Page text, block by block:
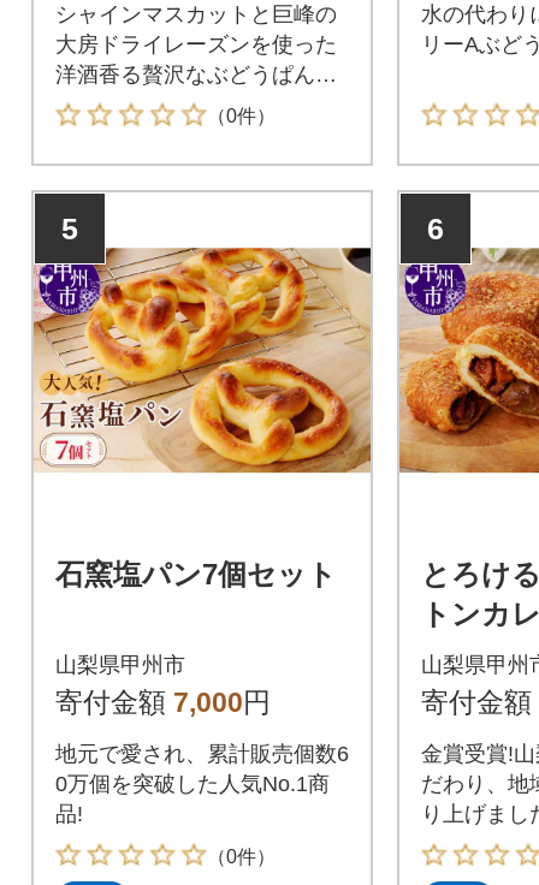
シャインマスカットと巨峰の
大房ドライレーズンを使った
洋酒香る贅沢なぶどうぱんで
す!
（0件）
水の代わり
リーAぶど
5
石窯塩パン7個セット
山梨県甲州市
寄付金額 7,000円
地元で愛され、累計販売個数6
0万個を突破した人気No.1商
品!
（0件）
6
とろけ
トンカ
ット
山梨県甲州
寄付金額
金賞受賞!
だわり、地
り上げまし